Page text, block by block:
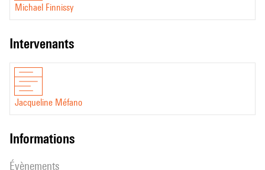
Michael Finnissy
intervenants
Jacqueline Méfano
informations
évènements